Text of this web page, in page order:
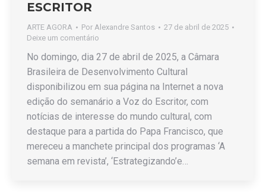
ESCRITOR
ARTE AGORA Por Alexandre Santos
27 de abril de 2025
Deixe um comentário
No domingo, dia 27 de abril de 2025, a Câmara
Brasileira de Desenvolvimento Cultural
disponibilizou em sua página na Internet a nova
edição do semanário a Voz do Escritor, com
notícias de interesse do mundo cultural, com
destaque para a partida do Papa Francisco, que
mereceu a manchete principal dos programas ‘A
semana em revista’, ‘Estrategizando’e…